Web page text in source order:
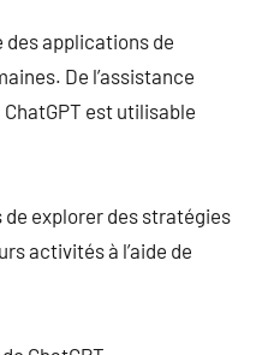
des applications de
De l’assistance
ChatGPT est utilisable
explorer des stratégies
activités à l’aide de